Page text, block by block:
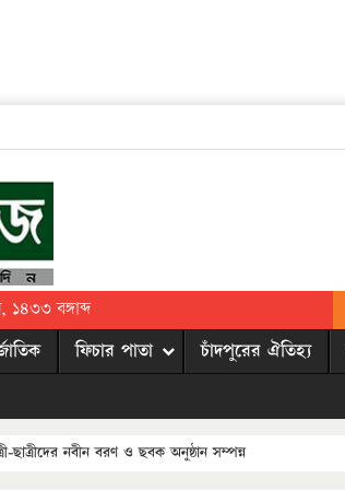
১৪৩৩ বঙ্গাব্দ
ফিচার পাতা চাঁদপুরের ঐতিহ্য
ছাত্রীদের নবীন বরণ ও ছবক অনুষ্ঠান সম্পন্ন